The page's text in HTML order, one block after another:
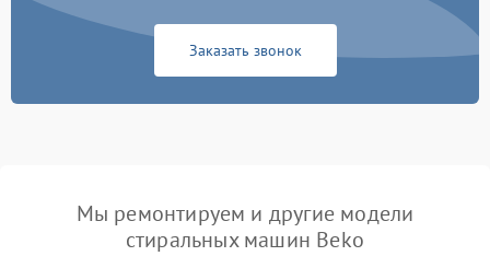
Заказать звонок
Мы ремонтируем и другие модели
стиральных машин Beko